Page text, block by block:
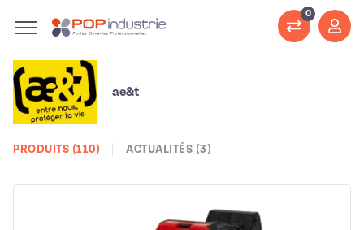
0
ae&t
PRODUITS (110) ACTUALITÉS (3)